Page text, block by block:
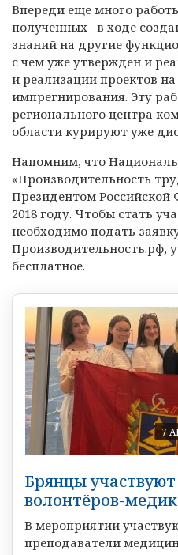
Впереди еще много
полученных в ходе
знаний на другие
с чем уже утвержден и
и реализации проектов на
импрегнирования. Эту
регионального центра
области курируют уже
Напомним, что
«Производительность
Президентом
2018 году. Чтобы стать
необходимо подать
Производительность.рф,
бесплатное.
7
Брянцы
волонтёров-
В мероприятии
преподаватели